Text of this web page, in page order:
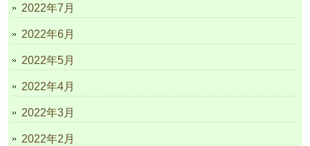
2022年7月
2022年6月
2022年5月
2022年4月
2022年3月
2022年2月